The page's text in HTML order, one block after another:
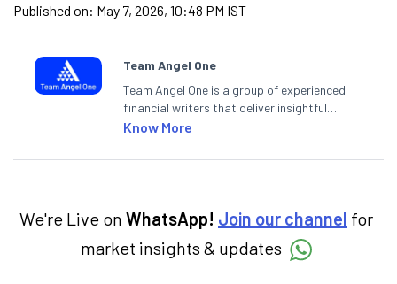
Published on: May 7, 2026, 10:48 PM IST
Team Angel One
Team Angel One is a group of experienced
financial writers that deliver insightful
articles on the stock market, IPO, economy,
categories.
Know More
We're Live on WhatsApp! Join our channel for
market insights & updates